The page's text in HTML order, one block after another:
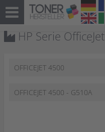
HP Serie OfficeJet
OFFICEJET 4500
OFFICEJET 4500 - G510A